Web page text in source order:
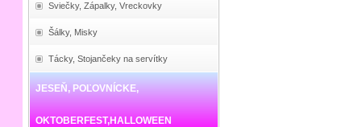
Sviečky, Zápalky, Vreckovky
Šálky, Misky
Tácky, Stojančeky na servítky
JESEŇ, POĽOVNÍCKE,
OKTOBERFEST,HALLOWEEN